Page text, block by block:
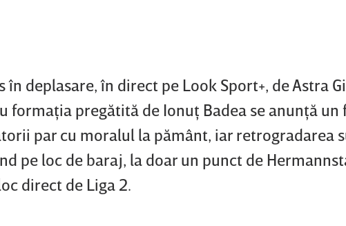
în deplasare, în direct pe Look Sport+, de Astra
formaţia pregătită de Ionuţ Badea se anunţă un
par cu moralul la pământ, iar retrogradarea
pe loc de baraj, la doar un punct de
direct de Liga 2.